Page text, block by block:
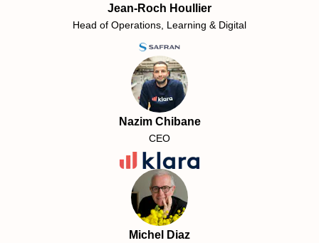
Jean-Roch Houllier
Head of Operations, Learning & Digital
Nazim Chibane
CEO
Michel Diaz